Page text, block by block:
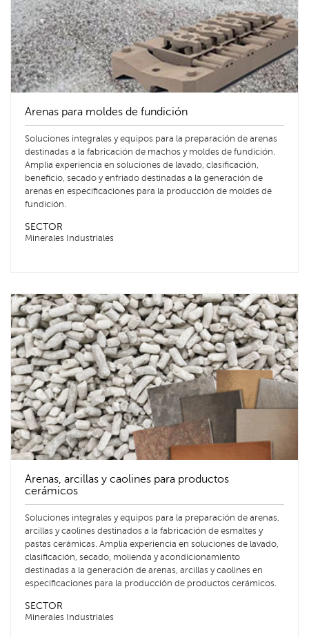
Arenas para moldes de fundición
Soluciones integrales y equipos para la preparación de arenas
destinadas a la fabricación de machos y moldes de fundición.
Amplia experiencia en soluciones de lavado, clasificación,
beneficio, secado y enfriado destinadas a la generación de
arenas en especificaciones para la producción de moldes de
fundición.
SECTOR
Minerales Industriales
Arenas, arcillas y caolines para productos
cerámicos
Soluciones integrales y equipos para la preparación de arenas,
arcillas y caolines destinados a la fabricación de esmaltes y
pastas cerámicas. Amplia experiencia en soluciones de lavado,
clasificación, secado, molienda y acondicionamiento
destinadas a la generación de arenas, arcillas y caolines en
especificaciones para la producción de productos cerámicos.
SECTOR
Minerales Industriales